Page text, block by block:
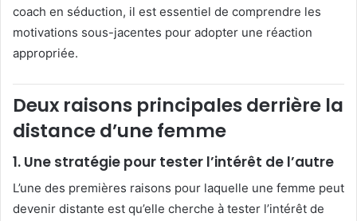
coach en séduction, il est essentiel de comprendre les
motivations sous-jacentes pour adopter une réaction
appropriée.
Deux raisons principales derrière la
distance d’une femme
1. Une stratégie pour tester l’intérêt de l’autre
L’une des premières raisons pour laquelle une femme peut
devenir distante est qu’elle cherche à tester l’intérêt de